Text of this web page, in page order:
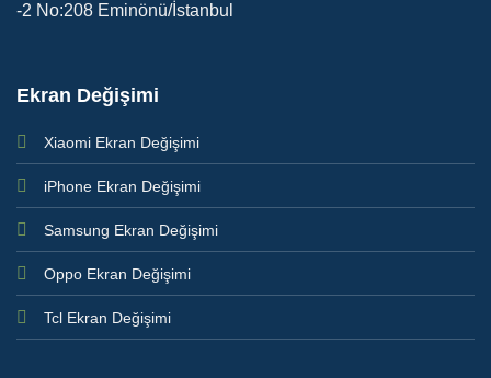
-2 No:208 Eminönü/İstanbul
Ekran Değişimi
Xiaomi Ekran Değişimi
iPhone Ekran Değişimi
Samsung Ekran Değişimi
Oppo Ekran Değişimi
Tcl Ekran Değişimi